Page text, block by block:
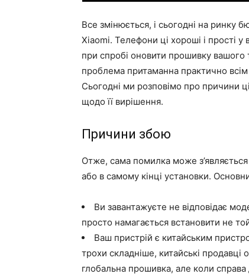
Все змінюється, і сьогодні на ринку
Xiaomi. Телефони ці хороші і прості
при спробі оновити прошивку
проблема притаманна практично
Сьогодні ми розповімо про причини
щодо її вирішення.
Причини збою
Отже, сама помилка може
або в самому кінці установки.
Ви завантажуєте не відповідає
просто намагається встановити не
Ваш пристрій є китайським
трохи складніше, китайські
глобальна прошивка, але коли